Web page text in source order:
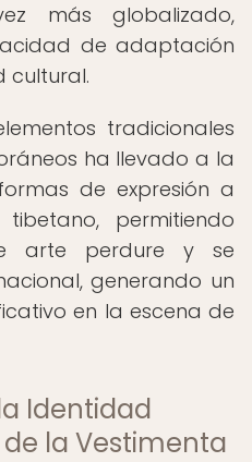
más globalizado,
de adaptación
cultural.
tradicionales
ha llevado a la
de expresión a
permitiendo
arte perdure y se
generando un
en la escena de
Identidad
la Vestimenta